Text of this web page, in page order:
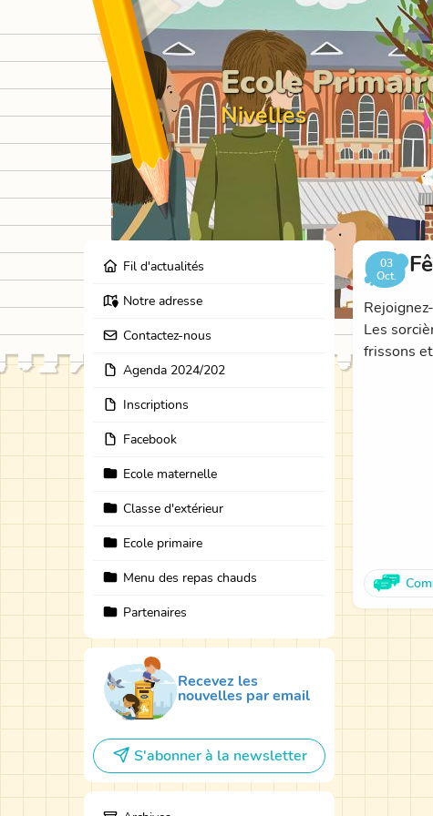
Ecole
Nivelles
Fil d'actualités
Notre adresse
Contactez-nous
Agenda 2024/202
Inscriptions
Facebook
Ecole maternelle
Classe d'extérieur
Ecole primaire
Menu des repas chauds
Partenaires
Recevez les
nouvelles par email
S'abonner à la newsletter
03
Oct.
Les
frissons